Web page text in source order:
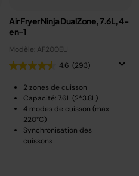
Air Fryer Ninja DualZone, 7.6L, 4-
en-1
Modèle: AF200EU
4.6 (293)
2 zones de cuisson
Capacité: 7.6L (2*3.8L)
4 modes de cuisson (max
220°C)
Synchronisation des
cuissons